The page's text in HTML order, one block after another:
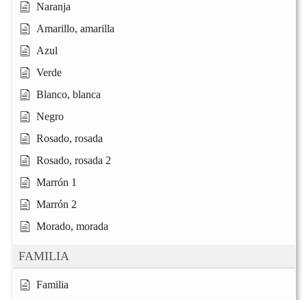
Naranja
Amarillo, amarilla
Azul
Verde
Blanco, blanca
Negro
Rosado, rosada
Rosado, rosada 2
Marrón 1
Marrón 2
Morado, morada
FAMILIA
Familia